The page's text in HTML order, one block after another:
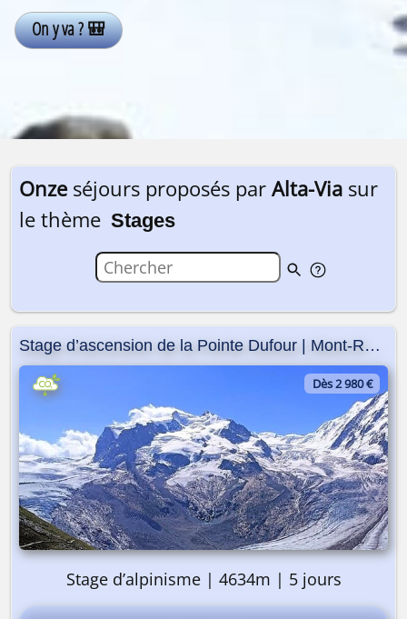
Onze séjours proposés par Alta-Via sur
le thème Stages
Stage d’ascension de la Pointe Dufour | Mont-Rose
Dès 2 980 €
Stage d’alpinisme | 4634m | 5 jours